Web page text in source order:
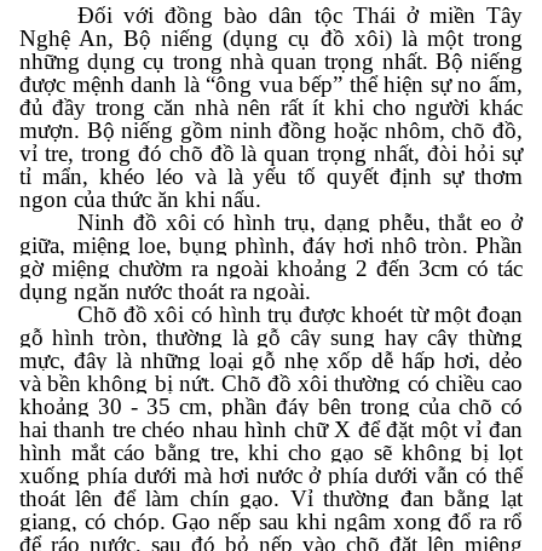
Đối với đồng bào dân tộc Thái ở miền Tây
Nghệ An, Bộ niếng (dụng cụ đồ xôi) là một trong
những dụng cụ trong nhà quan trọng nhất. Bộ niếng
được mệnh danh là “ông vua bếp” thể hiện sự no ấm,
đủ đầy trong căn nhà nên rất ít khi cho người khác
mượn. Bộ niếng gồm ninh đồng hoặc nhôm, chõ đồ,
vỉ tre, trong đó chõ đồ là quan trọng nhất, đòi hỏi sự
tỉ mẩn, khéo léo và là yếu tố quyết định sự thơm
ngon của thức ăn khi nấu.
Ninh đồ xôi có hình trụ, dạng phễu, thắt eo ở
giữa, miệng loe, bụng phình, đáy hơi nhô tròn. Phần
gờ miệng chườm ra ngoài khoảng 2 đến 3cm có tác
dụng ngăn nước thoát ra ngoài.
Chõ đồ xôi có hình trụ được khoét từ một đoạn
gỗ hình tròn, thường là gỗ cây sung hay cây thừng
mực, đây là những loại gỗ nhẹ xốp dễ hấp hơi, dẻo
và bền không bị nứt. Chõ đồ xôi thường có chiều cao
khoảng 30 - 35 cm, phần đáy bên trong của chõ có
hai thanh tre chéo nhau hình chữ X để đặt một vỉ đan
hình mắt cáo bằng tre, khi cho gạo sẽ không bị lọt
xuống phía dưới mà hơi nước ở phía dưới vẫn có thể
thoát lên để làm chín gạo. Vỉ thường đan bằng lạt
giang, có chóp. Gạo nếp sau khi ngâm xong đổ ra rổ
để ráo nước, sau đó bỏ nếp vào chõ đặt lên miệng